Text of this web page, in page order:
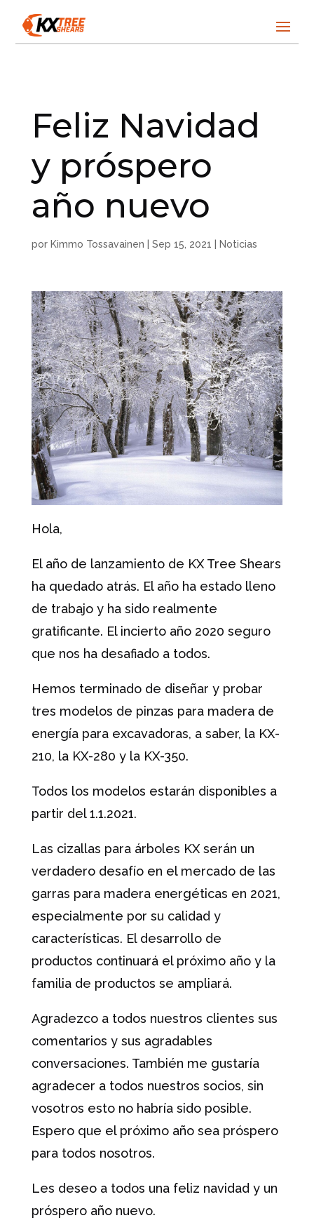
Feliz Navidad
y próspero
año nuevo
por Kimmo Tossavainen Sep 15, 2021 Noticias
Hola,
El año de lanzamiento de KX Tree Shears
ha quedado atrás. El año ha estado lleno
de trabajo y ha sido realmente
gratificante. El incierto año 2020 seguro
que nos ha desafiado a todos.
Hemos terminado de diseñar y probar
tres modelos de pinzas para madera de
energía para excavadoras, a saber, la KX-
210, la KX-280 y la KX-350.
Todos los modelos estarán disponibles a
partir del 1.1.2021.
Las cizallas para árboles KX serán un
verdadero desafío en el mercado de las
garras para madera energéticas en 2021,
especialmente por su calidad y
características. El desarrollo de
productos continuará el próximo año y la
familia de productos se ampliará.
Agradezco a todos nuestros clientes sus
comentarios y sus agradables
conversaciones. También me gustaría
agradecer a todos nuestros socios, sin
vosotros esto no habría sido posible.
Espero que el próximo año sea próspero
para todos nosotros.
Les deseo a todos una feliz navidad y un
próspero año nuevo.